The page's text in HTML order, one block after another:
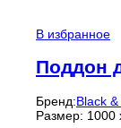
В избранное
Поддон
Бренд:Black
Размер: 1000